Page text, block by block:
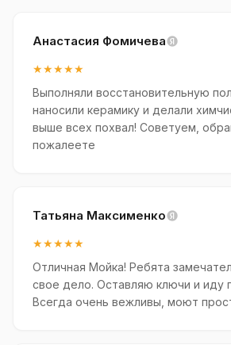
Анастасия Фомичева
★★★★★
Выполняли восстановительную
наносили керамику и делали
выше всех похвал! Советуем,
пожалеете
Татьяна Максименко
★★★★★
Отличная Мойка! Ребята
свое дело. Оставляю ключи и иду
Всегда очень вежливы, моют